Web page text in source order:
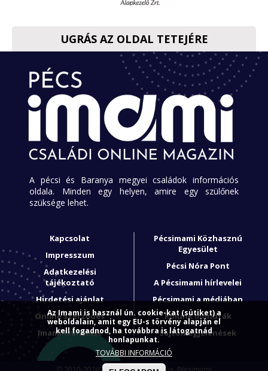
UGRÁS AZ OLDAL TETEJÉRE
A pécsi és Baranya megyei családok információs
oldala. Minden egy helyen, amire egy szülőnek
szüksége lehet.
Kapcsolat
Impresszum
Adatkezelési
tájékoztató
Hirdetési ajánlat
Online szerződés
Imami franchise
Pécsimami Közhasznú
Egyesület
Pécsi Nóra Pont
A Pécsimami hírlevelei
Pécsimami a médiában
Rólunk mondták
Sajtómegjelenések
Az Imami is használ ún. cookie-kat (sütiket) a
weboldalain, amit egy EU-s törvény alapján el
kell fogadnod, ha továbbra is látogatnád
honlapunkat.
TOVÁBBI INFORMÁCIÓ